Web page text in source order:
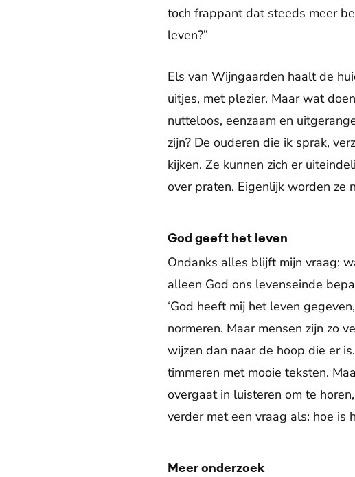
toch frappant dat steeds meer
leven?”
Els van Wijngaarden haalt de
uitjes, met plezier. Maar wat
nutteloos, eenzaam en
zijn? De ouderen die ik sprak,
kijken. Ze kunnen zich er
over praten. Eigenlijk worden ze
God geeft het leven
Ondanks alles blijft mijn vraag:
alleen God ons levenseinde
‘God heeft mij het leven
normeren. Maar mensen zijn zo
wijzen dan naar de hoop die er
timmeren met mooie teksten.
overgaat in luisteren om te
verder met een vraag als: hoe is
Meer onderzoek